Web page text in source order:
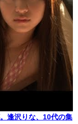
逢沢りな、10代の集